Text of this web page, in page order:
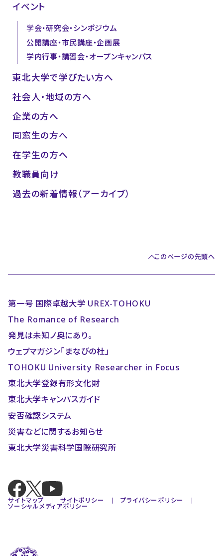
イベント
学会・研究会・シンポジウム
公開講座・市民講座・企画展
学内行事・講習会・オープンキャンパス
東北大学で学びたい方へ
社会人・地域の方へ
企業の方へ
同窓生の方へ
在学生の方へ
教職員向け
過去の新着情報（アーカイブ）
このページの先頭へ
第一号 国際卓越大学 UREX-TOHOKU
The Romance of Research
発見は未知ノ奥にあり。
ウェブマガジン「まなびの杜」
TOHOKU University Researcher in Focus
東北大学登録有形文化財
東北大学キャンパスガイド
安否確認システム
災害などに関するお知らせ
東北大学災害科学国際研究所
サイトマップ サイトポリシー プライバシーポリシー
ソーシャルメディアポリシー